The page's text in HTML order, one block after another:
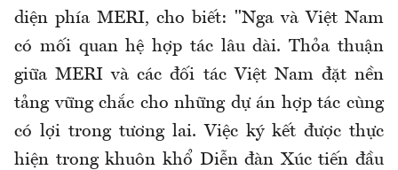
diện phía MERI, cho biết: "Nga và Việt Nam
có mối quan hệ hợp tác lâu dài. Thỏa thuận
giữa MERI và các đối tác Việt Nam đặt nền
tảng vững chắc cho những dự án hợp tác cùng
có lợi trong tương lai. Việc ký kết được thực
hiện trong khuôn khổ Diễn đàn Xúc tiến đầu